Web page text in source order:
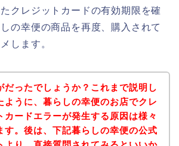
クレジットカードの有効期限を確
の幸便の商品を再度、購入されて
します。
だったでしょうか？これまで説明し
ように、暮らしの幸便のお店でクレ
カードエラーが発生する原因は様々
す。後は、下記暮らしの幸便の公式